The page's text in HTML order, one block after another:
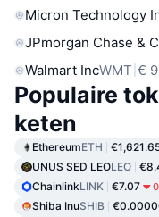
Micron Technology
JPmorgan Chase &
Walmart IncWMT €
Populaire
keten
EthereumETH
UNUS SED LEOLEO
ChainlinkLINK €7.07
Shiba InuSHIB